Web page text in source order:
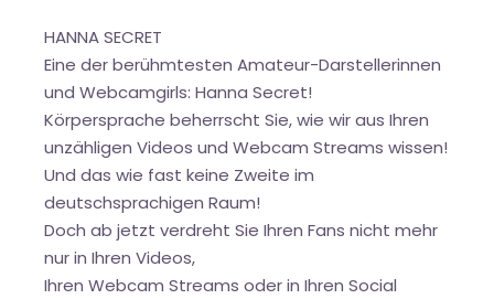
HANNA SECRET
Eine der berühmtesten Amateur-Darstellerinnen
und Webcamgirls: Hanna Secret!
Körpersprache beherrscht Sie, wie wir aus Ihren
unzähligen Videos und Webcam Streams wissen!
Und das wie fast keine Zweite im
deutschsprachigen Raum!
Doch ab jetzt verdreht Sie Ihren Fans nicht mehr
nur in Ihren Videos,
Ihren Webcam Streams oder in Ihren Social